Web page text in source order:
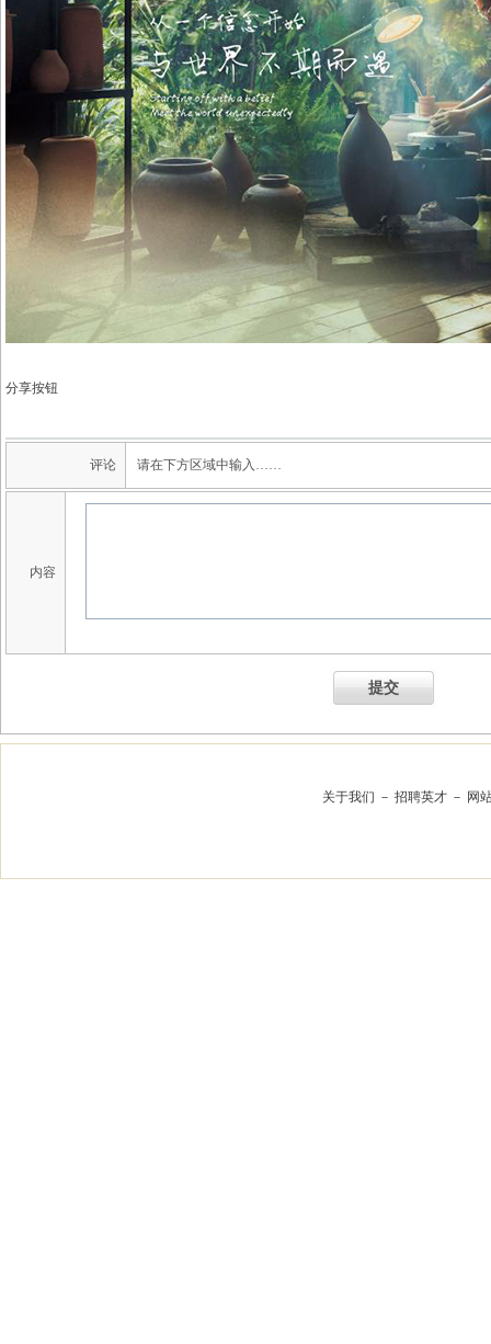
分享按钮
评论 请在下方区域中输入……
内容
提交
关于我们 － 招聘英才 － 网